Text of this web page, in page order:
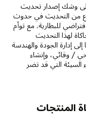
على وشك إصدار تحديث
من التحديث في حدوث
للبطارية. مع توأم
لهذا التحديث
إدارة الجودة والهندسة
/ وقائي، وإنشاء
السيئة التي قد تضر
المنتجات